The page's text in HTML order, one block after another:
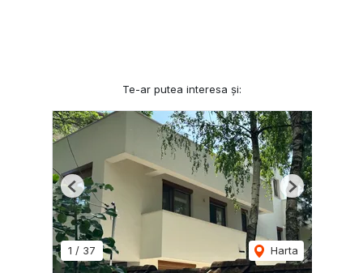
Te-ar putea interesa și:
1 / 37 Harta
Previous Next